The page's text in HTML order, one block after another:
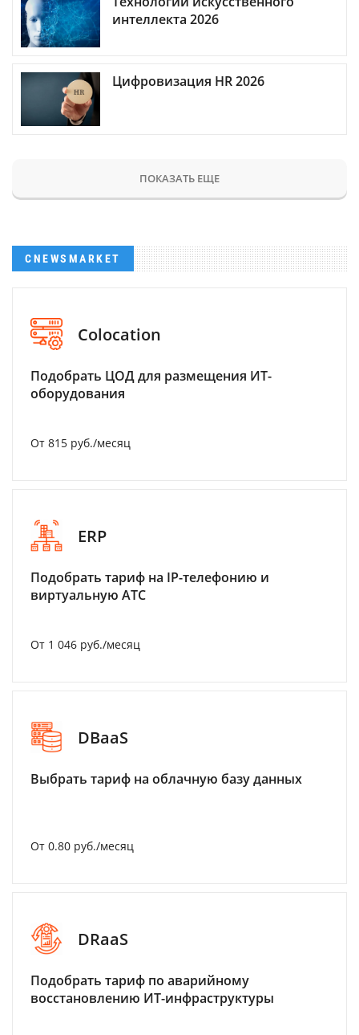
интеллекта 2026
Цифровизация HR 2026
ПОКАЗАТЬ ЕЩЕ
CNEWSMARKET
Colocation
Подобрать ЦОД для размещения ИТ-
оборудования
От 815 руб./месяц
ERP
Подобрать тариф на IP-телефонию и
виртуальную АТС
От 1 046 руб./месяц
DBaaS
Выбрать тариф на облачную базу данных
От 0.80 руб./месяц
DRaaS
Подобрать тариф по аварийному
восстановлению ИТ-инфраструктуры